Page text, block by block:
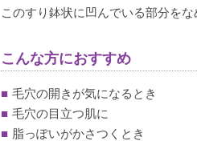
このすり鉢状に凹んでいる部分を
こんな方におすすめ
■ 毛穴の開きが気になるとき
■ 毛穴の目立つ肌に
■ 脂っぽいがかさつくとき